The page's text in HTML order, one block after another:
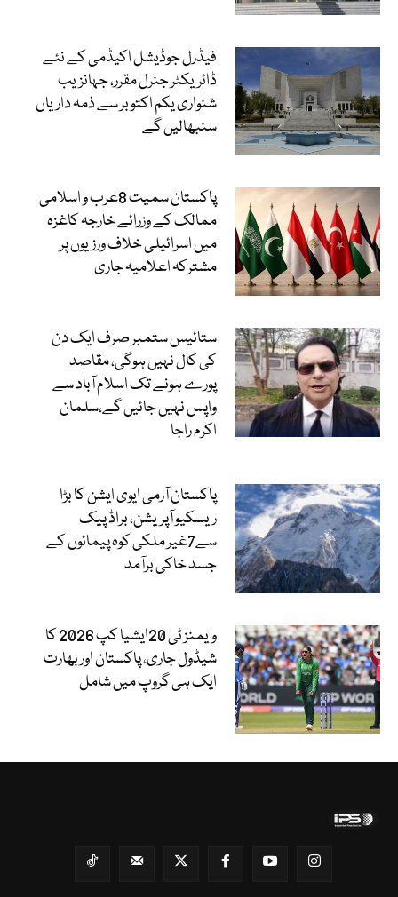
فیڈرل جوڈیشل اکیڈمی کے نئے
ڈائریکٹر جنرل مقرر، جہانزیب
شنواری یکم اکتوبر سے ذمہ داریاں
سنبھالیں گے
پاکستان سمیت 8عرب و اسلامی
ممالک کے وزرائے خارجہ کاغزہ
میں اسرائیلی خلاف ورزیوں پر
مشترکہ اعلامیہ جاری
ستائیس ستمبر صرف ایک دن
کی کال نہیں ہوگی، مقاصد
پورے ہونے تک اسلام آباد سے
واپس نہیں جائیں گے،سلمان
اکرم راجا
پاکستان آرمی ایوی ایشن کا بڑا
ریسکیو آپریشن، براڈ پیک
سے7غیر ملکی کوہ پیمائوں کے
جسد خاکی برآمد
ویمنز ٹی 20ایشیا کپ 2026 کا
شیڈول جاری، پاکستان اور بھارت
ایک ہی گروپ میں شامل